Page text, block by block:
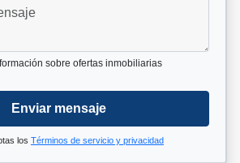
sobre ofertas inmobiliarias
Enviar mensaje
los Términos de servicio y privacidad